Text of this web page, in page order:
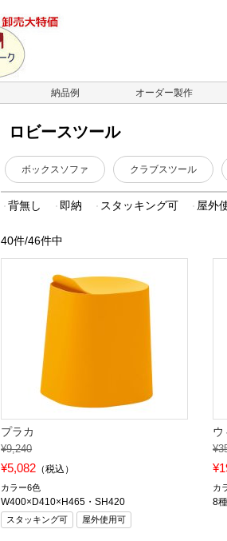
納品例 オーダー製作
ロビースツール
ボックスソファ クラブスツール
背無し 即納 スタッキング可 屋外
40件/46件中
プラカ
¥9,240
¥5,082 （税込）
カラー6色
W400×D410×H465・SH420
スタッキング可 屋外使用可
ウ
カ
8